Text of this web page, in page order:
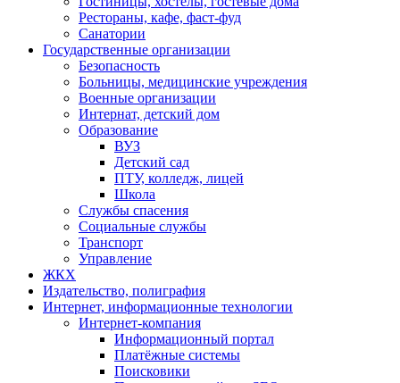
Рестораны, кафе, фаст-фуд
Санатории
Государственные организации
Безопасность
Больницы, медицинские учреждения
Военные организации
Интернат, детский дом
Образование
ВУЗ
Детский сад
ПТУ, колледж, лицей
Школа
Службы спасения
Социальные службы
Транспорт
Управление
ЖКХ
Издательство, полиграфия
Интернет, информационные технологии
Интернет-компания
Информационный портал
Платёжные системы
Поисковики